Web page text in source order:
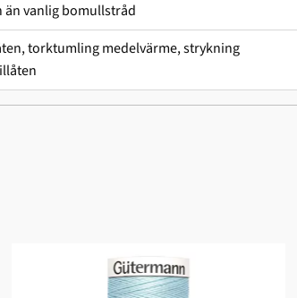
än vanlig bomullstråd
torktumling medelvärme, strykning